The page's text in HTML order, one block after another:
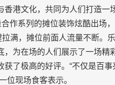
港文化，共同为人们打造一
作系列的摊位装饰炫酷出场
满，摊位前面人流量不断。
为在场的人们展示了一场精
了极高的好评。“不仅是百
位现场食客表示。